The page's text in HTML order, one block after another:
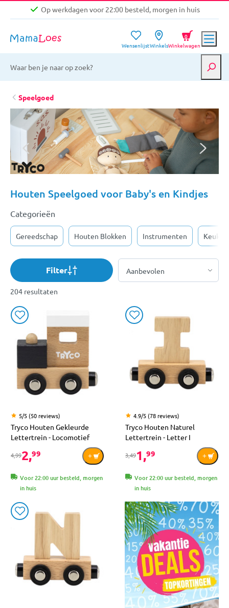
Op werkdagen voor 22:00 besteld, morgen in huis
Niet goed, geld terug garantie
Gratis verzending vanaf €39,-
Op werkdagen voor 22:00 besteld, morgen in huis
WensenlijstWinkelsWinkelwagen
0
Speelgoed
Houten Speelgoed voor Baby's en Kindjes
Categorieën
Gereedschap Houten Blokken Instrumenten
Filter
204 resultaten
5/5 (50 reviews)
Tryco Houten Gekleurde
Lettertrein - Locomotief
4,992,99
Voor 22:00 uur besteld, morgen
in huis
4.9/5 (78 reviews)
Tryco Houten Naturel
Lettertrein - Letter I
3,491,99
Voor 22:00 uur besteld, morgen
in huis